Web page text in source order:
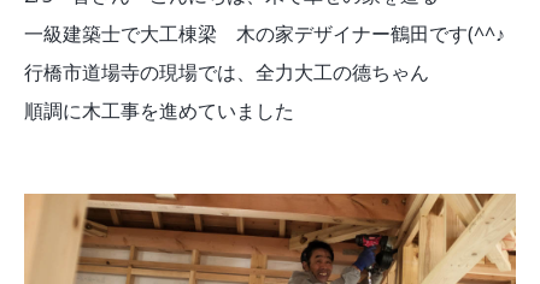
一級建築士で大工棟梁 木の家デザイナー鶴田です(^^♪
行橋市道場寺の現場では、全力大工の德ちゃん
順調に木工事を進めていました